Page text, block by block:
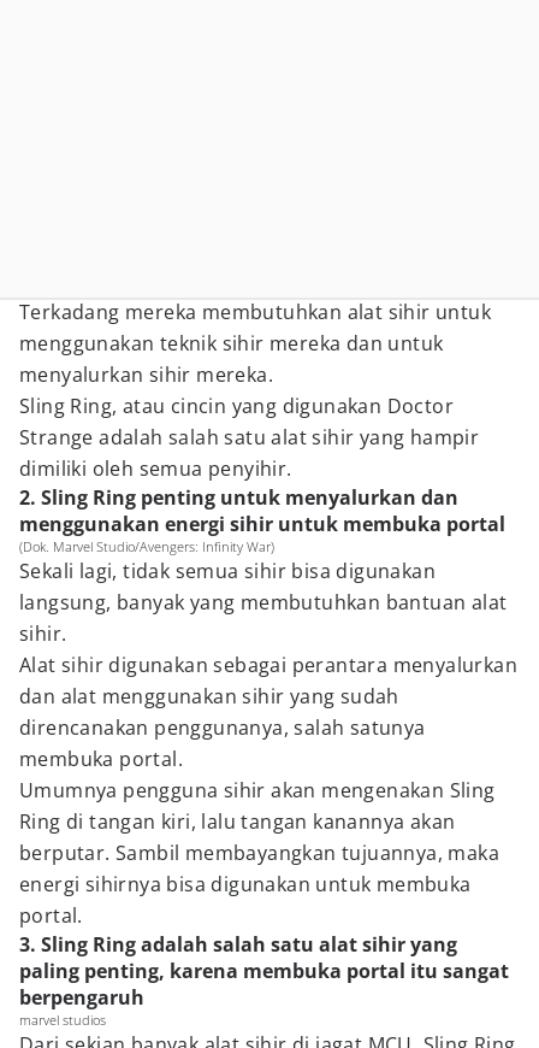
Terkadang mereka membutuhkan alat sihir untuk
menggunakan teknik sihir mereka dan untuk
menyalurkan sihir mereka.
Sling Ring, atau cincin yang digunakan Doctor
Strange adalah salah satu alat sihir yang hampir
dimiliki oleh semua penyihir.
2. Sling Ring penting untuk menyalurkan dan
menggunakan energi sihir untuk membuka portal
(Dok. Marvel Studio/Avengers: Infinity War)
Sekali lagi, tidak semua sihir bisa digunakan
langsung, banyak yang membutuhkan bantuan alat
sihir.
Alat sihir digunakan sebagai perantara menyalurkan
dan alat menggunakan sihir yang sudah
direncanakan penggunanya, salah satunya
membuka portal.
Umumnya pengguna sihir akan mengenakan Sling
Ring di tangan kiri, lalu tangan kanannya akan
berputar. Sambil membayangkan tujuannya, maka
energi sihirnya bisa digunakan untuk membuka
portal.
3. Sling Ring adalah salah satu alat sihir yang
paling penting, karena membuka portal itu sangat
berpengaruh
marvel studios